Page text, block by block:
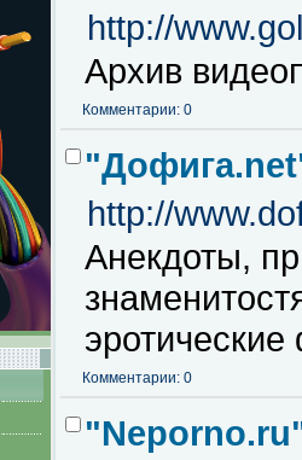
http://
Архив
Комментарии: 0
http://
Анекдоты,
Комментарии: 0